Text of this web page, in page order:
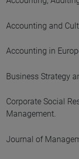
Accounting and
Accounting in
Business Strategy
Corporate Social
Management.
Journal of